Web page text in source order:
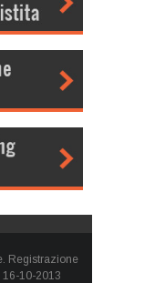
Registrazione
16-10-2013